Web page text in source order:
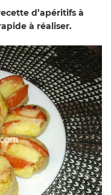
d’apéritifs à
à réaliser.